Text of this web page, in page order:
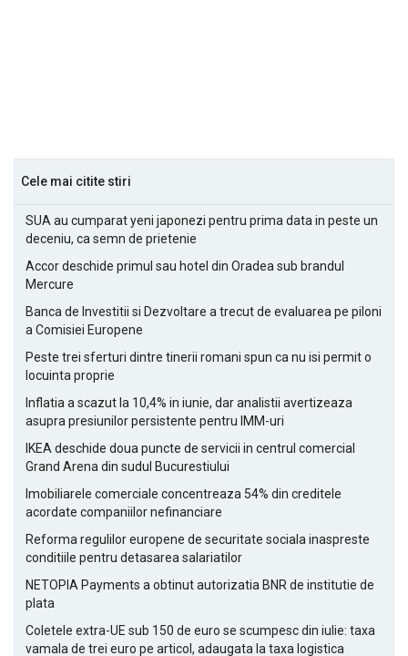
Cele mai citite stiri
SUA au cumparat yeni japonezi pentru prima data in peste un
deceniu, ca semn de prietenie
Accor deschide primul sau hotel din Oradea sub brandul
Mercure
Banca de Investitii si Dezvoltare a trecut de evaluarea pe piloni
a Comisiei Europene
Peste trei sferturi dintre tinerii romani spun ca nu isi permit o
locuinta proprie
Inflatia a scazut la 10,4% in iunie, dar analistii avertizeaza
asupra presiunilor persistente pentru IMM-uri
IKEA deschide doua puncte de servicii in centrul comercial
Grand Arena din sudul Bucurestiului
Imobiliarele comerciale concentreaza 54% din creditele
acordate companiilor nefinanciare
Reforma regulilor europene de securitate sociala inaspreste
conditiile pentru detasarea salariatilor
NETOPIA Payments a obtinut autorizatia BNR de institutie de
plata
Coletele extra-UE sub 150 de euro se scumpesc din iulie: taxa
vamala de trei euro pe articol, adaugata la taxa logistica